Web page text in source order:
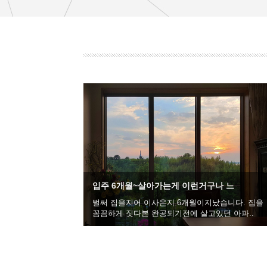
입주 6개월~살아가는게 이런거구나 느
벌써 집을지어 이사온지 6개월이지났습니다. 집을
꼼꼼하게 짓다본 완공되기전에 살고있던 아파..